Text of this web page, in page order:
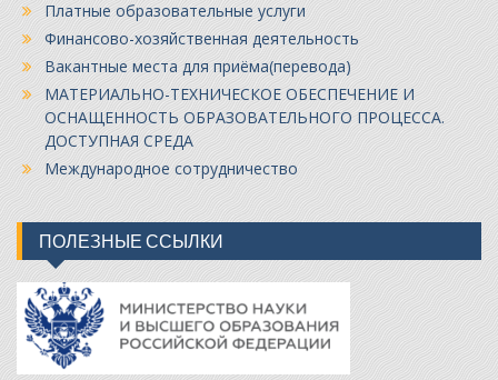
Платные образовательные услуги
Финансово-хозяйственная деятельность
Вакантные места для приёма(перевода)
МАТЕРИАЛЬНО-ТЕХНИЧЕСКОЕ ОБЕСПЕЧЕНИЕ И
ОСНАЩЕННОСТЬ ОБРАЗОВАТЕЛЬНОГО ПРОЦЕССА.
ДОСТУПНАЯ СРЕДА
Международное сотрудничество
ПОЛЕЗНЫЕ ССЫЛКИ